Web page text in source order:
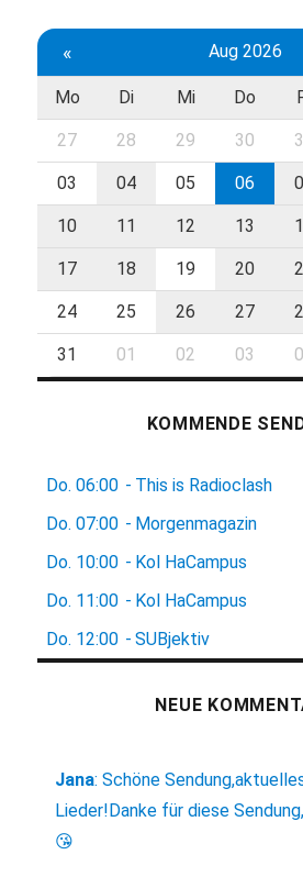
« Aug 2026
Mo Di Mi Do
27 28 29 30
03 04 05 06
10 11 12 13
17 18 19 20
24 25 26 27
31 01 02 03
KOMMENDE
Do. 06:00 - This is Radioclash
Do. 07:00 - Morgenmagazin
Do. 10:00 - Kol HaCampus
Do. 11:00 - Kol HaCampus
Do. 12:00 - SUBjektiv
NEUE
Jana:Schöne
Lieder!Danke für diese
😘